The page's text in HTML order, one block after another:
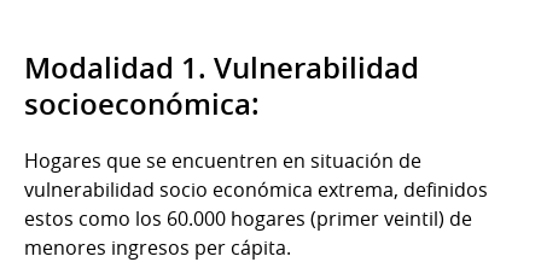
Modalidad 1. Vulnerabilidad
socioeconómica:
Hogares que se encuentren en situación de
vulnerabilidad socio económica extrema, definidos
estos como los 60.000 hogares (primer veintil) de
menores ingresos per cápita.